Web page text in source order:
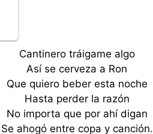
Cantinero tráigame algo
Así se cerveza a Ron
Que quiero beber esta noche
Hasta perder la razón
No importa que por ahí digan
Se ahogó entre copa y canción.